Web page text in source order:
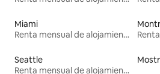
Miami
Renta mensual de alojamientos
Seattle
Renta mensual de alojamientos